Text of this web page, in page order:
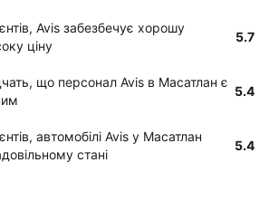
Avis забезбечує хорошу
ціну
5.7
що персонал Avis в Масатлан є
5.4
автомобілі Avis у Масатлан
стані
5.4